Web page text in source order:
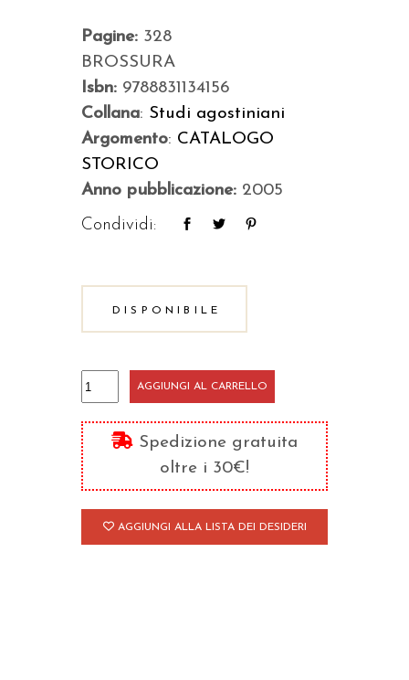
Pagine: 328
BROSSURA
Isbn: 9788831134156
Collana: Studi agostiniani
Argomento: CATALOGO
STORICO
Anno pubblicazione: 2005
Condividi:
DISPONIBILE
La
filosofia
come
dialogo
quantità
AGGIUNGI AL CARRELLO
Spedizione gratuita
oltre i 30€!
AGGIUNGI ALLA LISTA DEI DESIDERI